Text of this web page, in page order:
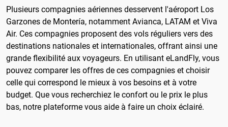
Plusieurs compagnies aériennes desservent l'aéroport Los
Garzones de Montería, notamment Avianca, LATAM et Viva
Air. Ces compagnies proposent des vols réguliers vers des
destinations nationales et internationales, offrant ainsi une
grande flexibilité aux voyageurs. En utilisant eLandFly, vous
pouvez comparer les offres de ces compagnies et choisir
celle qui correspond le mieux à vos besoins et à votre
budget. Que vous recherchiez le confort ou le prix le plus
bas, notre plateforme vous aide à faire un choix éclairé.